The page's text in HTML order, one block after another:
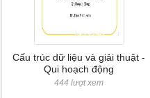
Cấu trúc dữ liệu và giải thuật -
Qui hoạch động
444 lượt xem